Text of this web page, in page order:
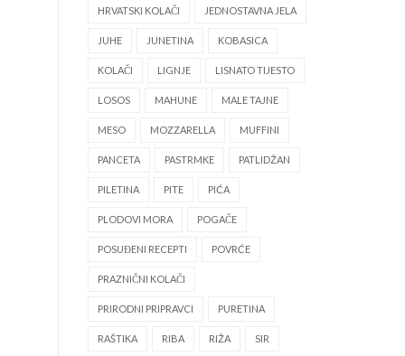
HRVATSKI KOLAČI JEDNOSTAVNA JELA
JUHE JUNETINA KOBASICA
KOLAČI LIGNJE LISNATO TIJESTO
LOSOS MAHUNE MALE TAJNE
MESO MOZZARELLA MUFFINI
PANCETA PASTRMKE PATLIDŽAN
PILETINA PITE PIĆA
PLODOVI MORA POGAČE
POSUĐENI RECEPTI POVRĆE
PRAZNIČNI KOLAČI
PRIRODNI PRIPRAVCI PURETINA
RAŠTIKA RIBA RIŽA SIR